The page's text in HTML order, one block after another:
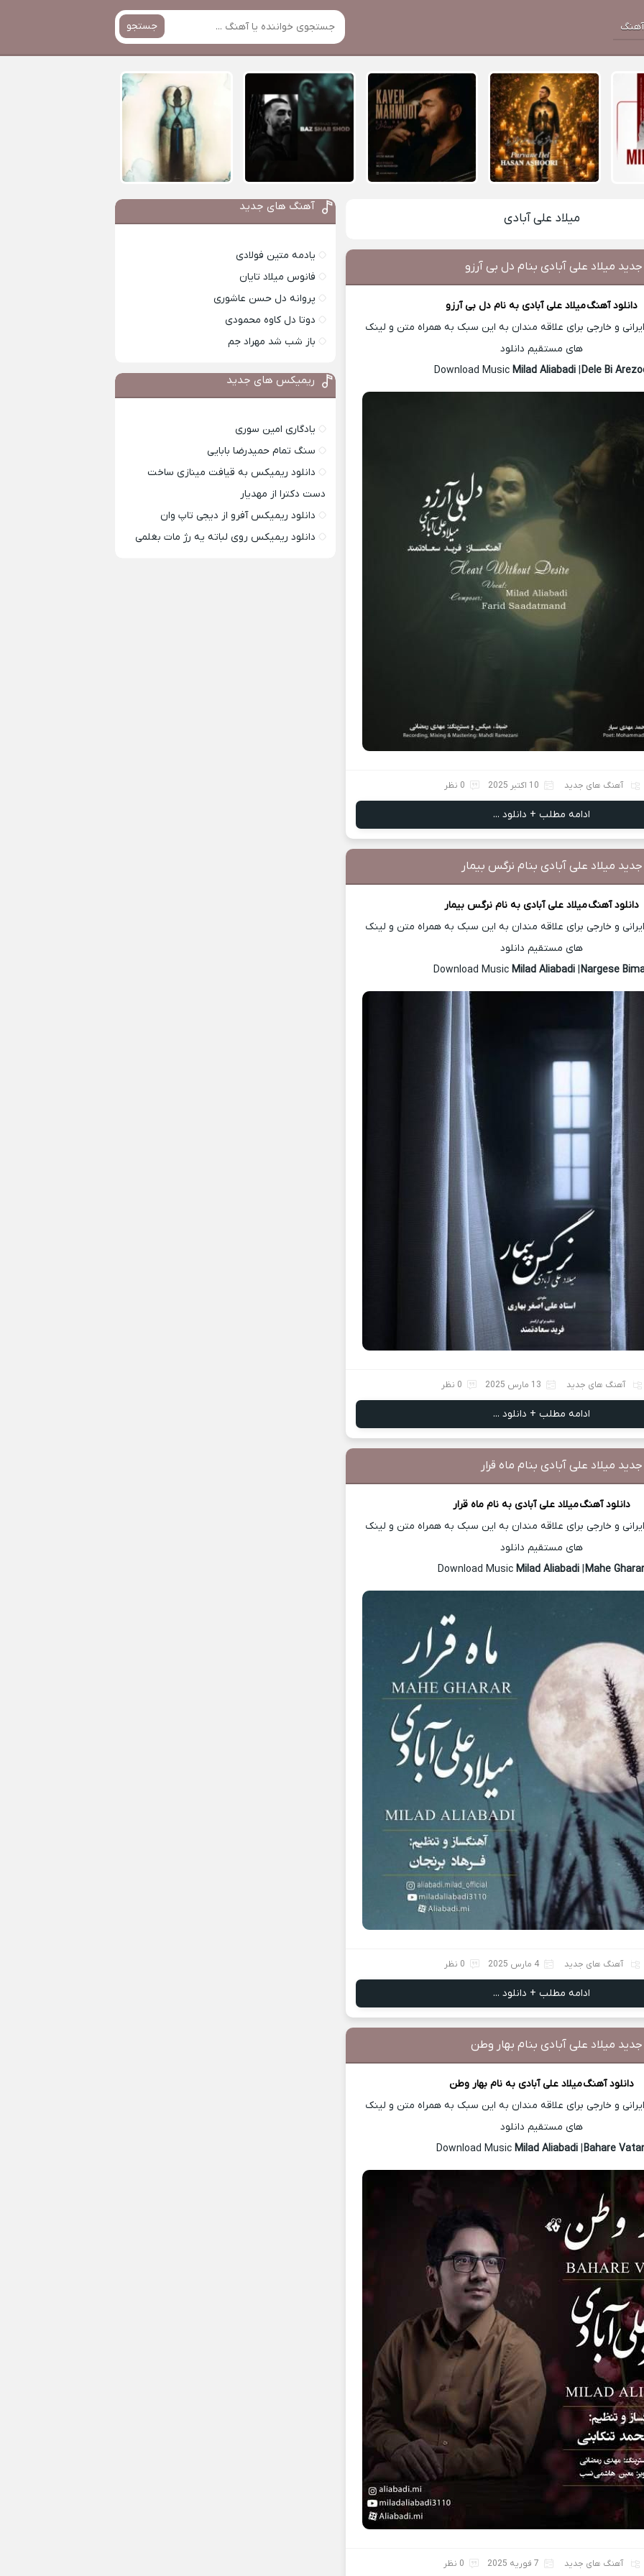
جستجو
میلاد علی آبادی
میلاد علی آبادی بنام دل بی آرزو
دانلود آهنگمیلاد علی آبادیبه نام دل بی آرزو
و خارجی برای علاقه مندان به این سبک به همراه متن و لینک
های مستقیم دانلود
Milad Aliabadi |Dele Bi
آهنگ های جدید 10 اکتبر 2025 0 نظر
ادامه مطلب + دانلود ...
میلاد علی آبادی بنام نرگس بیمار
دانلود آهنگمیلاد علی آبادیبه نام نرگس بیمار
و خارجی برای علاقه مندان به این سبک به همراه متن و لینک
های مستقیم دانلود
Milad Aliabadi |Nargese
آهنگ های جدید 13 مارس 2025 0 نظر
ادامه مطلب + دانلود ...
میلاد علی آبادی بنام ماه قرار
دانلود آهنگمیلاد علی آبادیبه نام ماه قرار
و خارجی برای علاقه مندان به این سبک به همراه متن و لینک
های مستقیم دانلود
Milad Aliabadi |Mahe Gharar
آهنگ های جدید 4 مارس 2025 0 نظر
ادامه مطلب + دانلود ...
میلاد علی آبادی بنام بهار وطن
دانلود آهنگمیلاد علی آبادیبه نام بهار وطن
و خارجی برای علاقه مندان به این سبک به همراه متن و لینک
های مستقیم دانلود
Milad Aliabadi|Bahare
آهنگ های جدید 7 فوریه 2025 0 نظر
آهنگ های جدید
یادمه متین فولادی
فانوس میلاد تایان
پروانه دل حسن عاشوری
دوتا دل کاوه محمودی
باز شب شد مهراد جم
ریمیکس های جدید
یادگاری امین سوری
سنگ تمام حمیدرضا بابایی
دانلود ریمیکس به قیافت مینازی ساخت
دست دکترا از مهدیار
دانلود ریمیکس آفرو از ديجی تاپ وان
دانلود ریمیکس روی لباته یه رژ مات بغلمی